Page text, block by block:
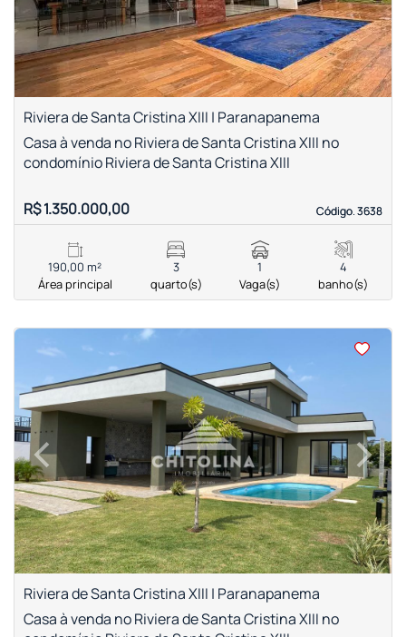
Riviera de Santa Cristina XIII | Paranapanema
Código. 3638
Código. 3638
Casa à venda no Riviera de Santa Cristina XIII no
condomínio Riviera de Santa Cristina XIII
R$ 1.350.000,00
190,00 m²
Área principal
3
quarto(s)
1
Vaga(s)
4
banho(s)
<
‹Previous ›
Next
Riviera de Santa Cristina XIII | Paranapanema
Casa à venda no Riviera de Santa Cristina XIII no